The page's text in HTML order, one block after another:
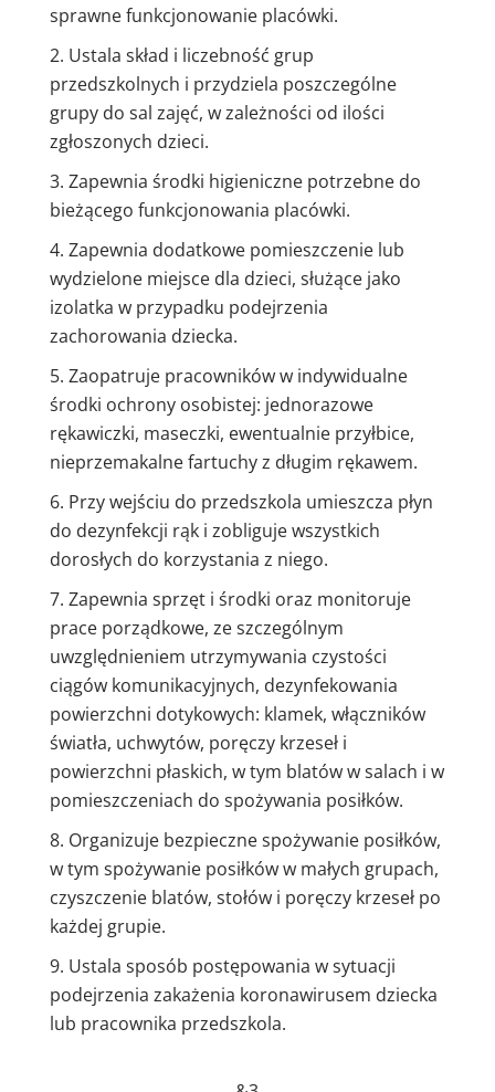
sprawne funkcjonowanie placówki.
Ustala skład i liczebność grup
przedszkolnych i przydziela poszczególne
grupy do sal zajęć, w zależności od ilości
zgłoszonych dzieci.
Zapewnia środki higieniczne potrzebne do
bieżącego funkcjonowania placówki.
Zapewnia dodatkowe pomieszczenie lub
wydzielone miejsce dla dzieci, służące jako
izolatka w przypadku podejrzenia
zachorowania dziecka.
Zaopatruje pracowników w indywidualne
środki ochrony osobistej: jednorazowe
rękawiczki, maseczki, ewentualnie przyłbice,
nieprzemakalne fartuchy z długim rękawem.
Przy wejściu do przedszkola umieszcza płyn
do dezynfekcji rąk i zobliguje wszystkich
dorosłych do korzystania z niego.
Zapewnia sprzęt i środki oraz monitoruje
prace porządkowe, ze szczególnym
uwzględnieniem utrzymywania czystości
ciągów komunikacyjnych, dezynfekowania
powierzchni dotykowych: klamek, włączników
światła, uchwytów, poręczy krzeseł i
powierzchni płaskich, w tym blatów w salach i w
pomieszczeniach do spożywania posiłków.
Organizuje bezpieczne spożywanie posiłków,
w tym spożywanie posiłków w małych grupach,
czyszczenie blatów, stołów i poręczy krzeseł po
każdej grupie.
Ustala sposób postępowania w sytuacji
podejrzenia zakażenia koronawirusem dziecka
lub pracownika przedszkola.